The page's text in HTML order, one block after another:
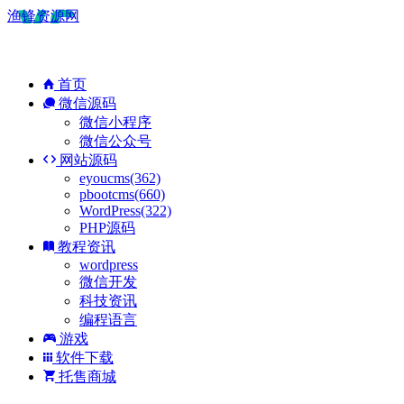
渔锋资源网
首页
微信源码
微信小程序
微信公众号
网站源码
eyoucms(362)
pbootcms(660)
WordPress(322)
PHP源码
教程资讯
wordpress
微信开发
科技资讯
编程语言
游戏
软件下载
托售商城